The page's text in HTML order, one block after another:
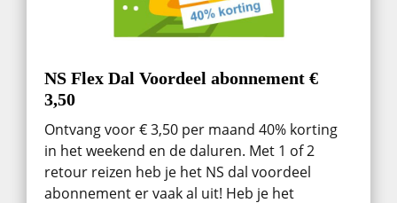
NS Flex Dal Voordeel abonnement €
3,50
Ontvang voor € 3,50 per maand 40% korting
in het weekend en de daluren. Met 1 of 2
retour reizen heb je het NS dal voordeel
abonnement er vaak al uit! Heb je het